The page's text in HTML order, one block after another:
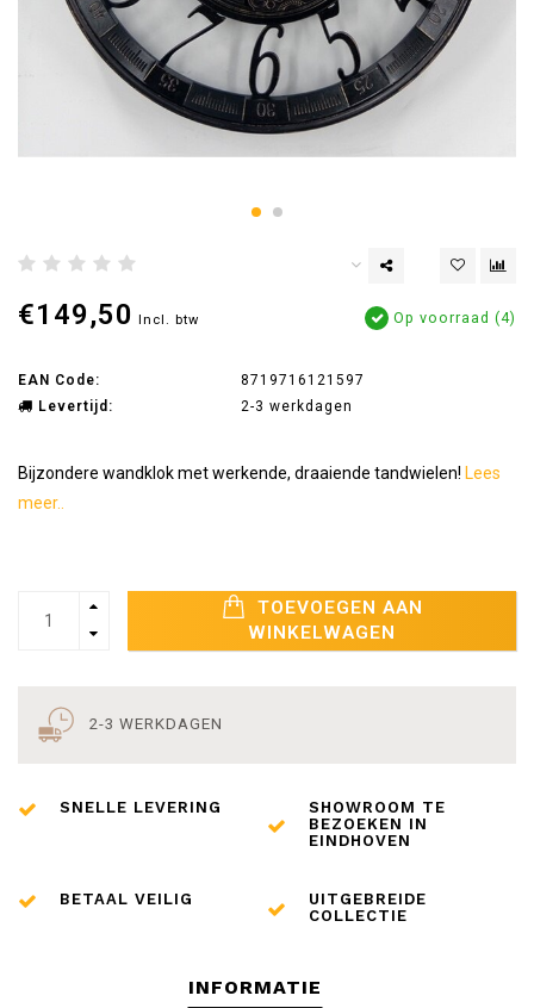
€149,50 Incl. btw Op voorraad (4)
EAN Code:
8719716121597
Levertijd:
2-3 werkdagen
Bijzondere wandklok met werkende, draaiende tandwielen! Lees
meer..
TOEVOEGEN AAN
WINKELWAGEN
2-3 WERKDAGEN
SNELLE LEVERING
SHOWROOM TE
BEZOEKEN IN
EINDHOVEN
BETAAL VEILIG
UITGEBREIDE
COLLECTIE
INFORMATIE